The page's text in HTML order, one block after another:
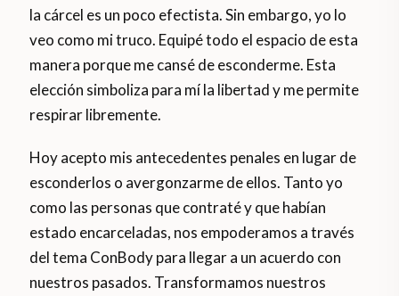
la cárcel es un poco efectista. Sin embargo, yo lo
veo como mi truco. Equipé todo el espacio de esta
manera porque me cansé de esconderme. Esta
elección simboliza para mí la libertad y me permite
respirar libremente.
Hoy acepto mis antecedentes penales en lugar de
esconderlos o avergonzarme de ellos. Tanto yo
como las personas que contraté y que habían
estado encarceladas, nos empoderamos a través
del tema ConBody para llegar a un acuerdo con
nuestros pasados. Transformamos nuestros